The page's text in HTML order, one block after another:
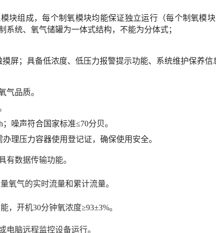
块组成，每个制氧模块均能保证独立运行（每个制氧模
统、氧气储罐为一体式结构，不能为分体式；
摸屏；具备低浓度、低压力报警提示功能、系统维护保养信
气品质。
噪声符合国家标准≤70分贝。
办理压力容器使用登记证，确保使用安全。
有数据传输功能。
氧气的实时流量和累计流量。
，开机30分钟氧浓度≥93±3%。
电脑远程监控设备运行。